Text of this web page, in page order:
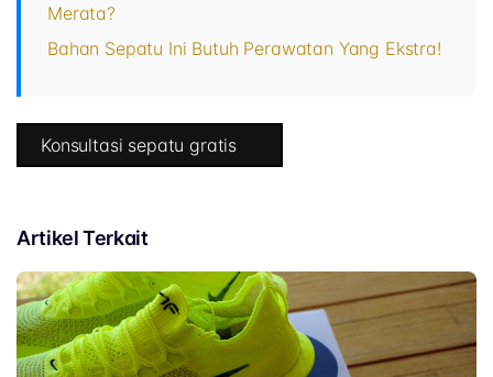
Merata?
Bahan Sepatu Ini Butuh Perawatan Yang Ekstra!
Konsultasi sepatu gratis
Artikel Terkait